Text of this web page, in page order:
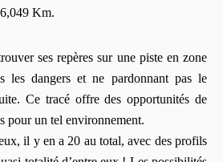
Km.
ses repères sur une piste en zone
les dangers et ne pardonnant pas le
Ce tracé offre des opportunités de
pour un tel environnement.
il y en a 20 au total, avec des profils